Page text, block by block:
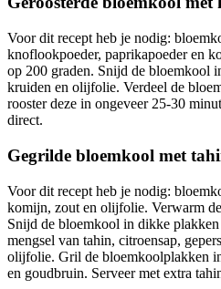
Voor dit recept heb je nodig:
knoflookpoeder, paprikapoeder en
op 200 graden. Snijd de bloemkool
kruiden en olijfolie. Verdeel de
rooster deze in ongeveer 25-30
direct.
Gegrilde bloemkool met
Voor dit recept heb je nodig:
komijn, zout en olijfolie. Verwarm
Snijd de bloemkool in dikke plakken
mengsel van tahin, citroensap,
olijfolie. Gril de bloemkoolplakken
en goudbruin. Serveer met extra